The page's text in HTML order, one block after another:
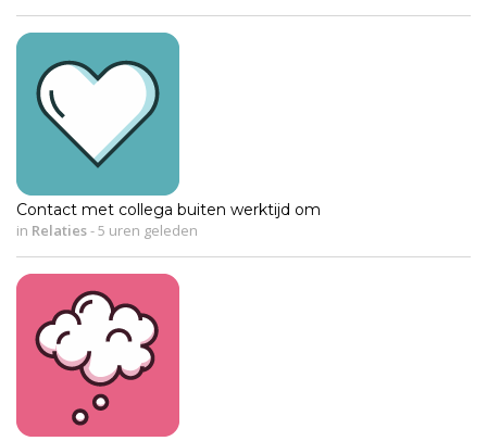
Contact met collega buiten werktijd om
in Relaties-5 uren geleden